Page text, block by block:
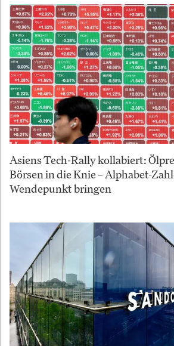
Asiens Tech-Rally kollabiert:
Börsen in die Knie – Alphabet-
Wendepunkt bringen